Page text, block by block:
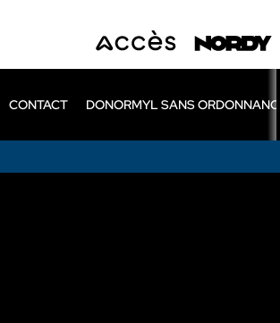
CONTACT DONORMYL SANS ORDONNANCE